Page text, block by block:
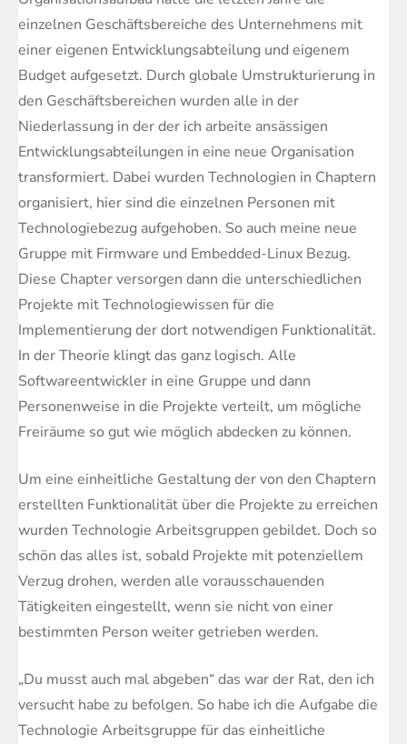
einzelnen Geschäftsbereiche des Unternehmens mit
einer eigenen Entwicklungsabteilung und eigenem
Budget aufgesetzt. Durch globale Umstrukturierung in
den Geschäftsbereichen wurden alle in der
Niederlassung in der der ich arbeite ansässigen
Entwicklungsabteilungen in eine neue Organisation
transformiert. Dabei wurden Technologien in Chaptern
organisiert, hier sind die einzelnen Personen mit
Technologiebezug aufgehoben. So auch meine neue
Gruppe mit Firmware und Embedded-Linux Bezug.
Diese Chapter versorgen dann die unterschiedlichen
Projekte mit Technologiewissen für die
Implementierung der dort notwendigen Funktionalität.
In der Theorie klingt das ganz logisch. Alle
Softwareentwickler in eine Gruppe und dann
Personenweise in die Projekte verteilt, um mögliche
Freiräume so gut wie möglich abdecken zu können.
Um eine einheitliche Gestaltung der von den Chaptern
erstellten Funktionalität über die Projekte zu erreichen
wurden Technologie Arbeitsgruppen gebildet. Doch so
schön das alles ist, sobald Projekte mit potenziellem
Verzug drohen, werden alle vorausschauenden
Tätigkeiten eingestellt, wenn sie nicht von einer
bestimmten Person weiter getrieben werden.
„Du musst auch mal abgeben“ das war der Rat, den ich
versucht habe zu befolgen. So habe ich die Aufgabe die
Technologie Arbeitsgruppe für das einheitliche